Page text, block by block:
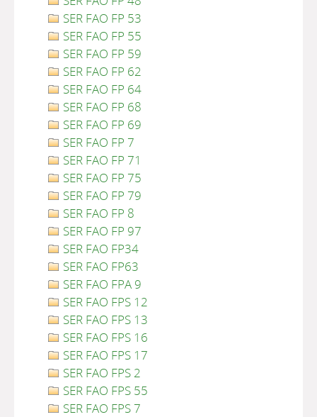
SER FAO FP 53
SER FAO FP 55
SER FAO FP 59
SER FAO FP 62
SER FAO FP 64
SER FAO FP 68
SER FAO FP 69
SER FAO FP 7
SER FAO FP 71
SER FAO FP 75
SER FAO FP 79
SER FAO FP 8
SER FAO FP 97
SER FAO FP34
SER FAO FP63
SER FAO FPA 9
SER FAO FPS 12
SER FAO FPS 13
SER FAO FPS 16
SER FAO FPS 17
SER FAO FPS 2
SER FAO FPS 55
SER FAO FPS 7